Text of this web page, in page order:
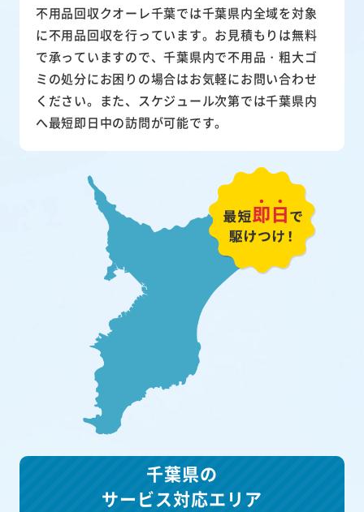
不用品回収クオーレ千葉では千葉県内全域を対象
に不用品回収を行っています。お見積もりは無料
で承っていますので、千葉県内で不用品・粗大ゴ
ミの処分にお困りの場合はお気軽にお問い合わせ
ください。また、スケジュール次第では千葉県内
へ最短即日中の訪問が可能です。
千葉県の
サービス対応エリア